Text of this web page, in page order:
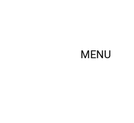
MENU